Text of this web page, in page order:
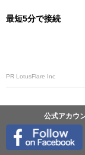
最短5分で接続
PR LotusFlare Inc
公式アカウ